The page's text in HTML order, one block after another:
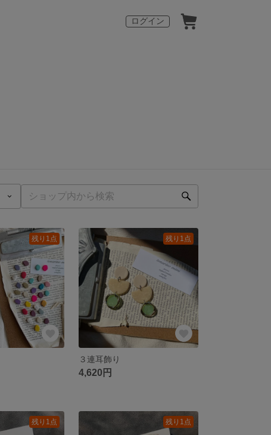
ログイン
残り1点 残り1点
３連耳飾り
4,620円
残り1点 残り1点